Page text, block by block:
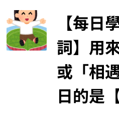
【每日
詞】用
或「相
日的是